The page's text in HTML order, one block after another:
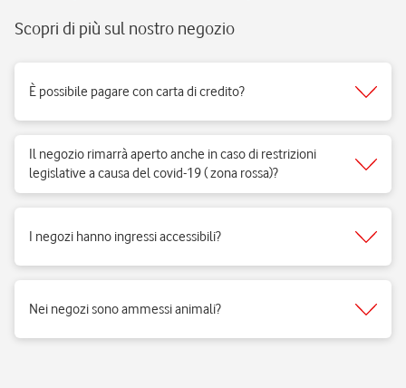
Scopri di più sul nostro negozio
È possibile pagare con carta di credito?
Il negozio rimarrà aperto anche in caso di restrizioni
legislative a causa del covid-19 ( zona rossa)?
I negozi hanno ingressi accessibili?
Nei negozi sono ammessi animali?